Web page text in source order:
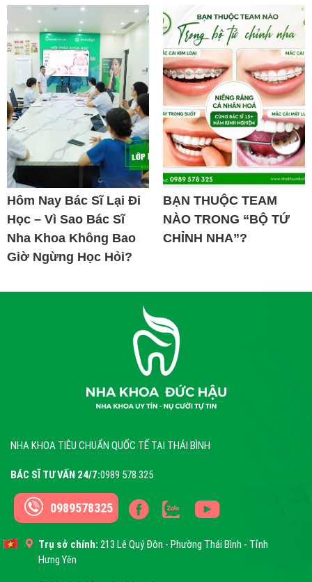
Hôm Nay Bác Sĩ Lại Đi
Học – Vì Sao Bác Sĩ
Nha Khoa Không Bao
Giờ Ngừng Học Hỏi?
BẠN THUỘC TEAM
NÀO TRONG “BỘ TỨ
CHỈNH NHA”?
NHA KHOA TIÊU CHUẨN QUỐC TẾ TẠI THÁI BÌNH
BÁC SĨ TƯ VẤN 24/7:0989 578 325
0989578325
Trụ sở chính: 213 Lê Quý Đôn - Phường Thái Bình - Tỉnh
Hưng Yên